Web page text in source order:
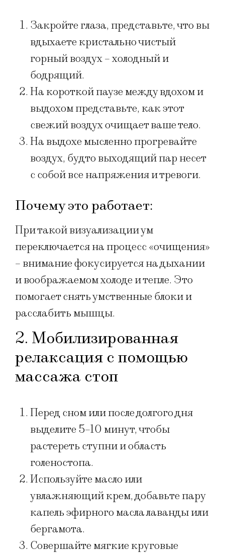
Закройте глаза, представьте, что вы
вдыхаете кристально чистый
горный воздух – холодный и
бодрящий.
На короткой паузе между вдохом и
выдохом представьте, как этот
свежий воздух очищает ваше тело.
На выдохе мысленно прогревайте
воздух, будто выходящий пар несет
с собой все напряжения и тревоги.
Почему это работает:
При такой визуализации ум
переключается на процесс «очищения»
– внимание фокусируется на дыхании
и воображаемом холоде и тепле. Это
помогает снять умственные блоки и
расслабить мышцы.
2. Мобилизированная
релаксация с помощью
массажа стоп
Перед сном или после долгого дня
выделите 5–10 минут, чтобы
растереть ступни и область
голеностопа.
Используйте масло или
увлажняющий крем, добавьте пару
капель эфирного масла лаванды или
бергамота.
Совершайте мягкие круговые